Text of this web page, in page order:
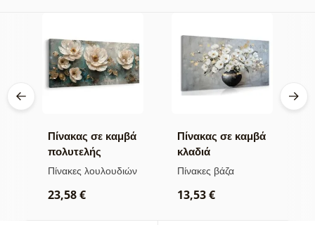
Πίνακας σε καμβά
πολυτελής
λουλουδάτη
Πίνακες λουλουδιών
23,58 €
Πίνακας σε καμβά
κλαδιά
λουλουδιών σε
Πίνακες βάζα
13,53 €